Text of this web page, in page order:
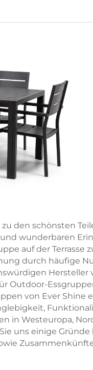
den schönsten
wunderbaren
auf der Terrasse
durch häufige
Outdoor-
von Ever Shine
in Westeuropa,
uns einige